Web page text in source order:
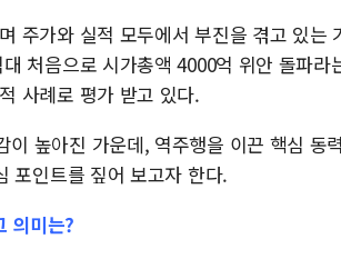
주가와 실적 모두에서 부진을 겪고 있는
처음으로 시가총액 4000억 위안 돌파라
사례로 평가 받고 있다.
이 높아진 가운데, 역주행을 이끈 핵심 동
포인트를 짚어 보고자 한다.
의미는?